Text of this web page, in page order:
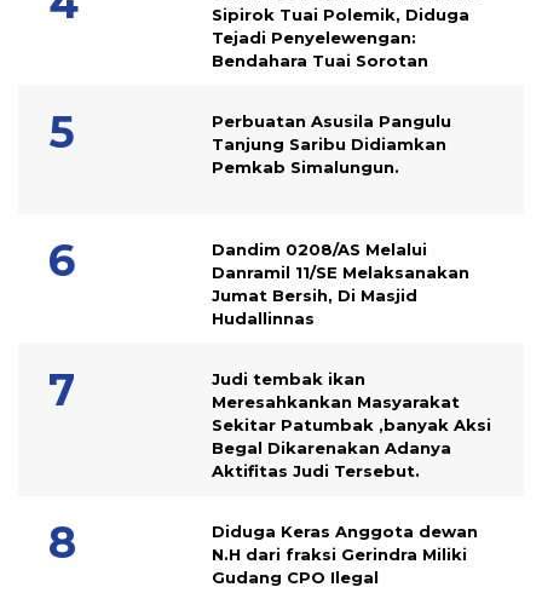
Sipirok Tuai Polemik, Diduga
Tejadi Penyelewengan:
Bendahara Tuai Sorotan
Perbuatan Asusila Pangulu
Tanjung Saribu Didiamkan
Pemkab Simalungun.
Dandim 0208/AS Melalui
Danramil 11/SE Melaksanakan
Jumat Bersih, Di Masjid
Hudallinnas
Judi tembak ikan
Meresahkankan Masyarakat
Sekitar Patumbak ,banyak Aksi
Begal Dikarenakan Adanya
Aktifitas Judi Tersebut.
Diduga Keras Anggota dewan
N.H dari fraksi Gerindra Miliki
Gudang CPO Ilegal